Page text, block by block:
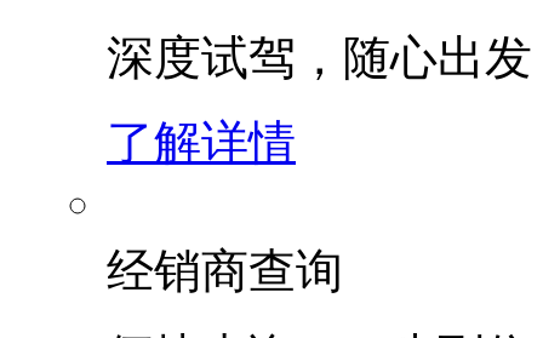
深度试驾，随心出发
了解详情
经销商查询